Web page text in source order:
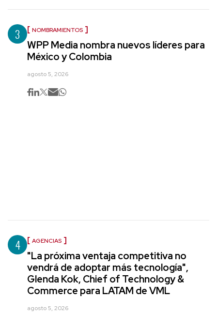
3 NOMBRAMIENTOS
WPP Media nombra nuevos líderes para
México y Colombia
agosto 5, 2026
4 AGENCIAS
"La próxima ventaja competitiva no
vendrá de adoptar más tecnología",
Glenda Kok, Chief of Technology &
Commerce para LATAM de VML
agosto 5, 2026